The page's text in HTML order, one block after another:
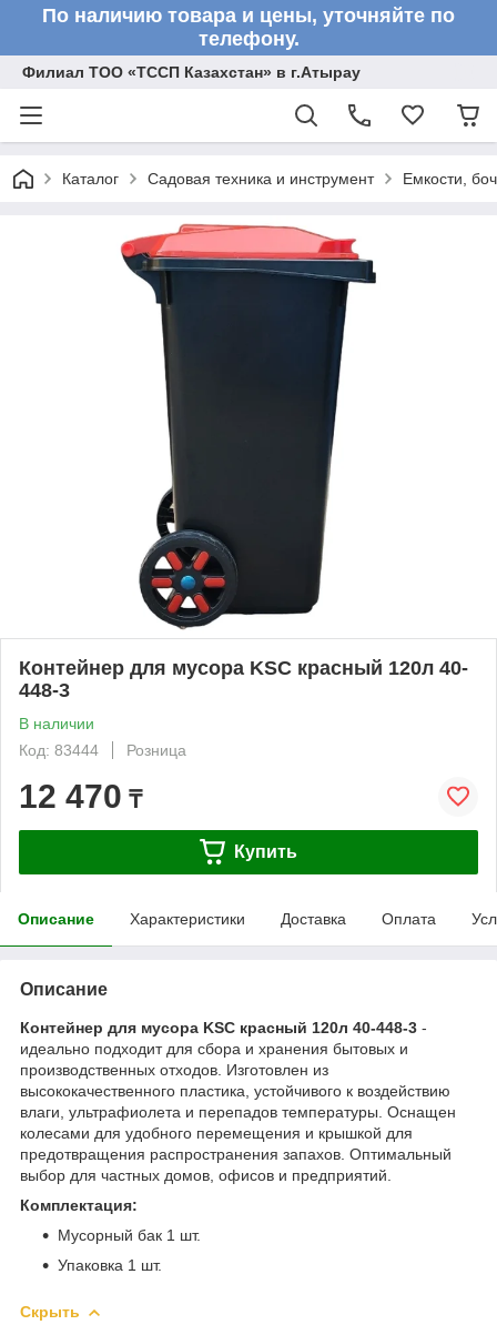
По наличию товара и цены, уточняйте по
телефону.
Филиал ТОО «ТССП Казахстан» в г.Атырау
Каталог Садовая техника и инструмент Емкости,
Контейнер для мусора KSC красный 120л 40-
448-3
В наличии
Код: 83444
Розница
12 470 ₸
Купить
Описание Характеристики Доставка Оплата
Описание
Контейнер для мусора KSC красный 120л 40-448-3 -
идеально подходит для сбора и хранения бытовых и
производственных отходов. Изготовлен из
высококачественного пластика, устойчивого к воздействию
влаги, ультрафиолета и перепадов температуры. Оснащен
колесами для удобного перемещения и крышкой для
предотвращения распространения запахов. Оптимальный
выбор для частных домов, офисов и предприятий.
Комплектация:
Мусорный бак 1 шт.
Упаковка 1 шт.
Скрыть